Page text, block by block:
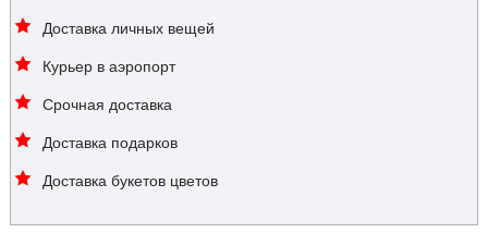
Доставка личных вещей
Курьер в аэропорт
Срочная доставка
Доставка подарков
Доставка букетов цветов